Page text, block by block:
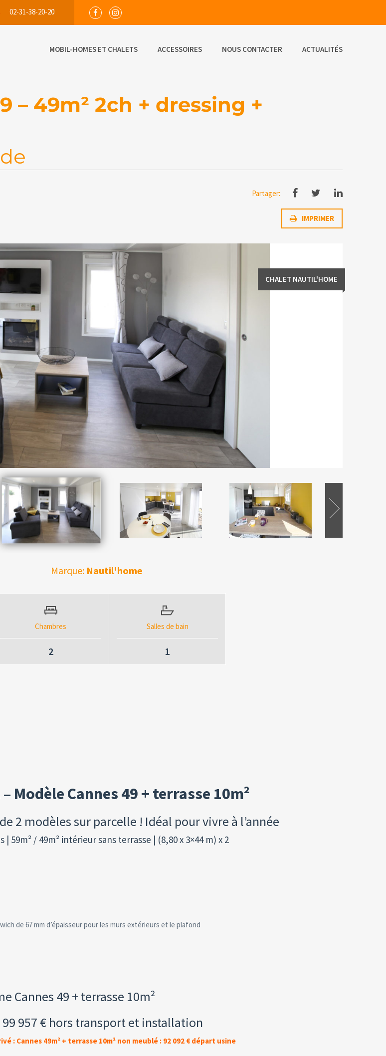
02-31-38-20-20
MOBIL-HOMES ET CHALETS ACCESSOIRES NOUS CONTACTER ACTUALITÉS
– 49m² 2ch + dressing +
Partager:
IMPRIMER
CHALET NAUTIL'HOME
Marque: Nautil'home
Chambres
2
Salles de bain
1
Modèle Cannes 49 + terrasse 10m²
2 modèles sur parcelle ! Idéal pour vivre à l’année
59m² / 49m² intérieur sans terrasse | (8,80 x 3×44 m) x 2
de 67 mm d’épaisseur pour les murs extérieurs et le plafond
Cannes 49 + terrasse 10m²
957 € hors transport et installation
: Cannes 49m² + terrasse 10m² non meublé : 92 092 € départ usine